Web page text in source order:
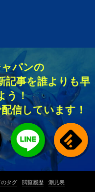
パンの
記事を誰よりも早
う！
信しています！
のタグ 閲覧履歴 潮見表